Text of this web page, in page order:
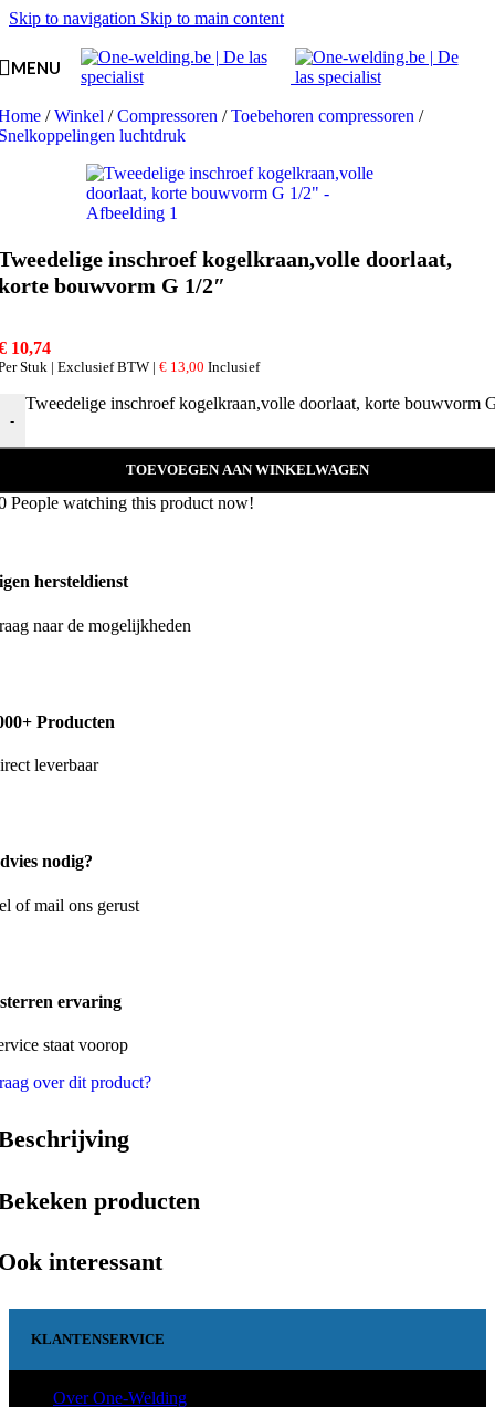
Skip to navigation Skip to main content
MENU
/ Winkel / Compressoren / Toebehoren compressoren /
luchtdruk
inschroef kogelkraan,volle doorlaat,
bouwvorm G 1/2″
10,74
Stuk | Exclusief BTW | € 13,00 Inclusief
-
Tweedelige inschroef kogelkraan,volle doorlaat, korte bouwvorm
TOEVOEGEN AAN WINKELWAGEN
People watching this product now!
hersteldienst
naar de mogelijkheden
Producten
leverbaar
nodig?
of mail ons gerust
ervaring
staat voorop
over dit product?
producten
interessant
KLANTENSERVICE
Over One-Welding